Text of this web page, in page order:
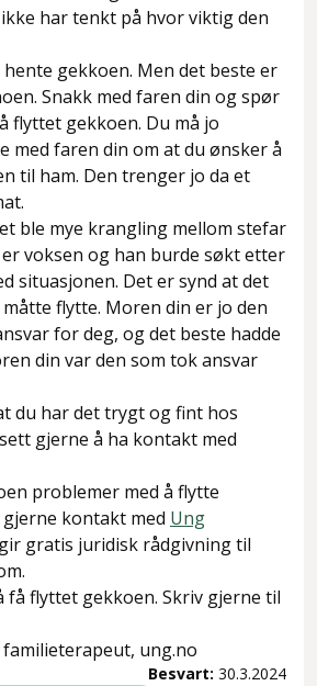
har tenkt på hvor viktig den
gekkoen. Men det beste er
Snakk med faren din og spør
flyttet gekkoen. Du må jo
med faren din om at du ønsker å
til ham. Den trenger jo da et
ble mye krangling mellom stefar
voksen og han burde søkt etter
situasjonen. Det er synd at det
flytte. Moren din er jo den
for deg, og det beste hadde
din var den som tok ansvar
du har det trygt og fint hos
gjerne å ha kontakt med
problemer med å flytte
kontakt med Ung
gratis juridisk rådgivning til
få flyttet gekkoen. Skriv gjerne til
ung.no
Besvart: 30.3.2024